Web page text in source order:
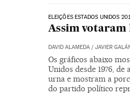
ELEIÇÕES ESTADOS UNIDOS
Assim votaram
DAVID ALAMEDA/ JAVIER
Os gráficos abaixo
Unidos desde 1976,
urna e mostram a
do partido político